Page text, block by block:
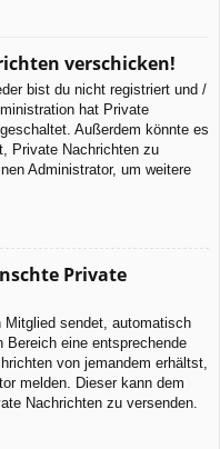
verschicken!
bist du nicht registriert und /
hat Private
Außerdem könnte es
Private Nachrichten zu
Administrator, um weitere
Private
Mitglied sendet, automatisch
Bereich eine entsprechende
von jemandem erhältst,
melden. Dieser kann dem
Nachrichten zu versenden.